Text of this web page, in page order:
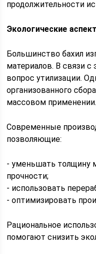
продолжительности
Экологические
Большинство бахил
материалов. В связи
вопрос утилизации.
организованного
массовом применении.
Современные
позволяющие:
- уменьшать толщину
прочности;
- использовать
- оптимизировать
Рациональное
помогают снизить